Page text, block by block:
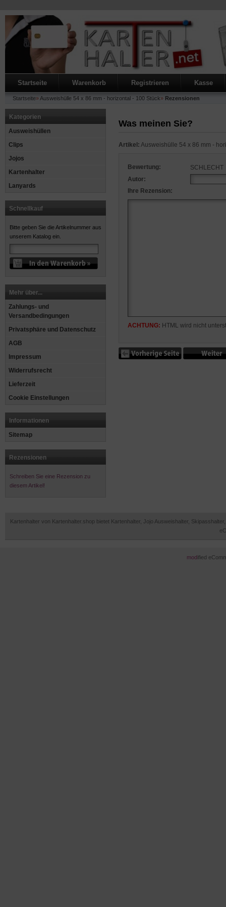
Startseite Warenkorb Registrieren Kasse
Startseite»Ausweishülle 54 x 86 mm - horizontal - 100 Stück» Rezensionen
Kategorien
Ausweishüllen
Clips
Jojos
Kartenhalter
Lanyards
Schnellkauf
Bitte geben Sie die Artikelnummer aus
unserem Katalog ein.
Mehr über...
Zahlungs- und
Versandbedingungen
Privatsphäre und Datenschutz
AGB
Impressum
Widerrufsrecht
Lieferzeit
Cookie Einstellungen
Informationen
Sitemap
Rezensionen
Schreiben Sie eine Rezension zu
diesem Artikel!
Was meinen Sie?
Artikel: Ausweishülle 54 x 86 mm -
Bewertung:
SCHLECHT
Autor:
Ihre Rezension:
ACHTUNG: HTML wird nicht
Kartenhalter von Kartenhalter.shop bietet Kartenhalter, Jojo Ausweishalter,
modified